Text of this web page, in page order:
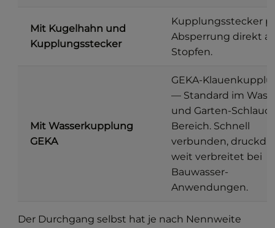
Mit Kugelhahn und
Kupplungsstecker
Kupplungsstecker
Absperrung direkt
Stopfen.
Mit Wasserkupplung
GEKA
GEKA-
— Standard im
und Garten-
Bereich. Schnell
verbunden,
weit verbreitet bei
Bauwasser-
Anwendungen.
Der Durchgang selbst hat je nach Nennweite